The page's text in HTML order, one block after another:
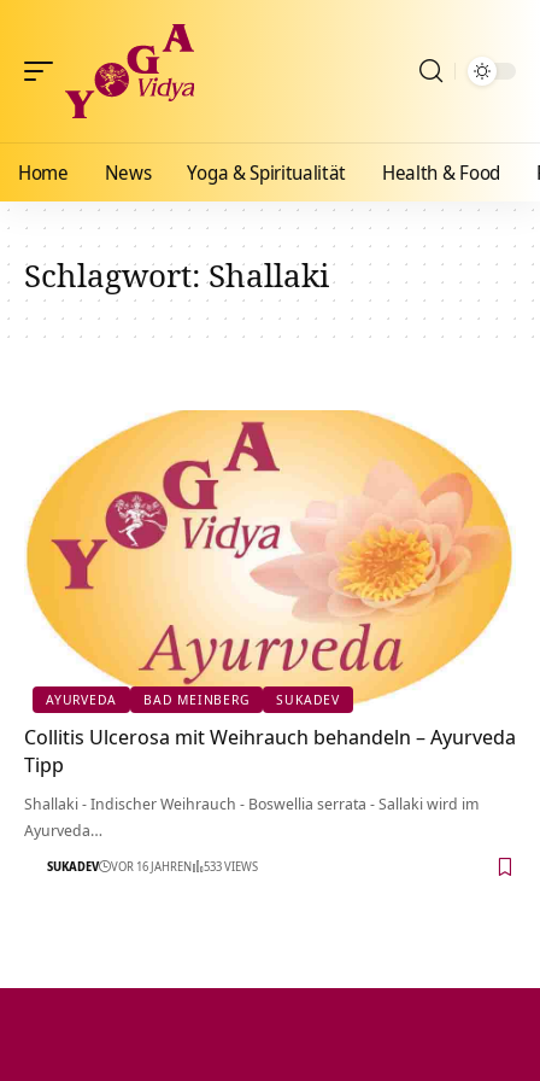
Home News Yoga & Spiritualität Health & Food
Schlagwort:Shallaki
AYURVEDA BAD MEINBERG SUKADEV
Collitis Ulcerosa mit Weihrauch behandeln – Ayurveda
Tipp
Shallaki - Indischer Weihrauch - Boswellia serrata - Sallaki wird im
Ayurveda…
SUKADEV VOR 16 JAHREN 533 VIEWS